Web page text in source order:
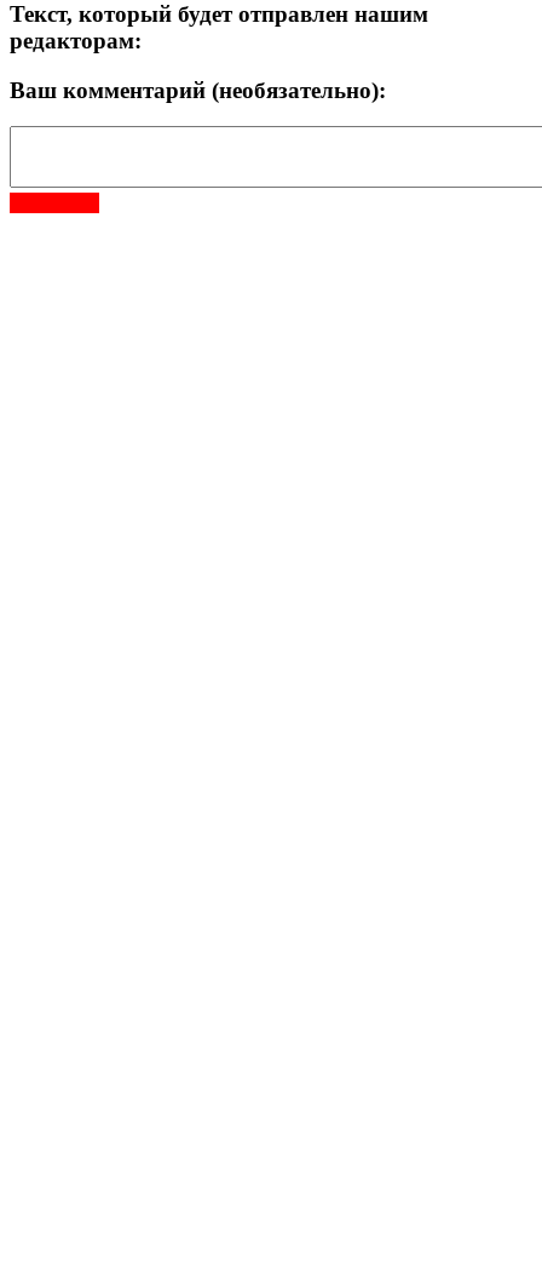
Текст, который будет отправлен нашим
редакторам:
Ваш комментарий (необязательно):